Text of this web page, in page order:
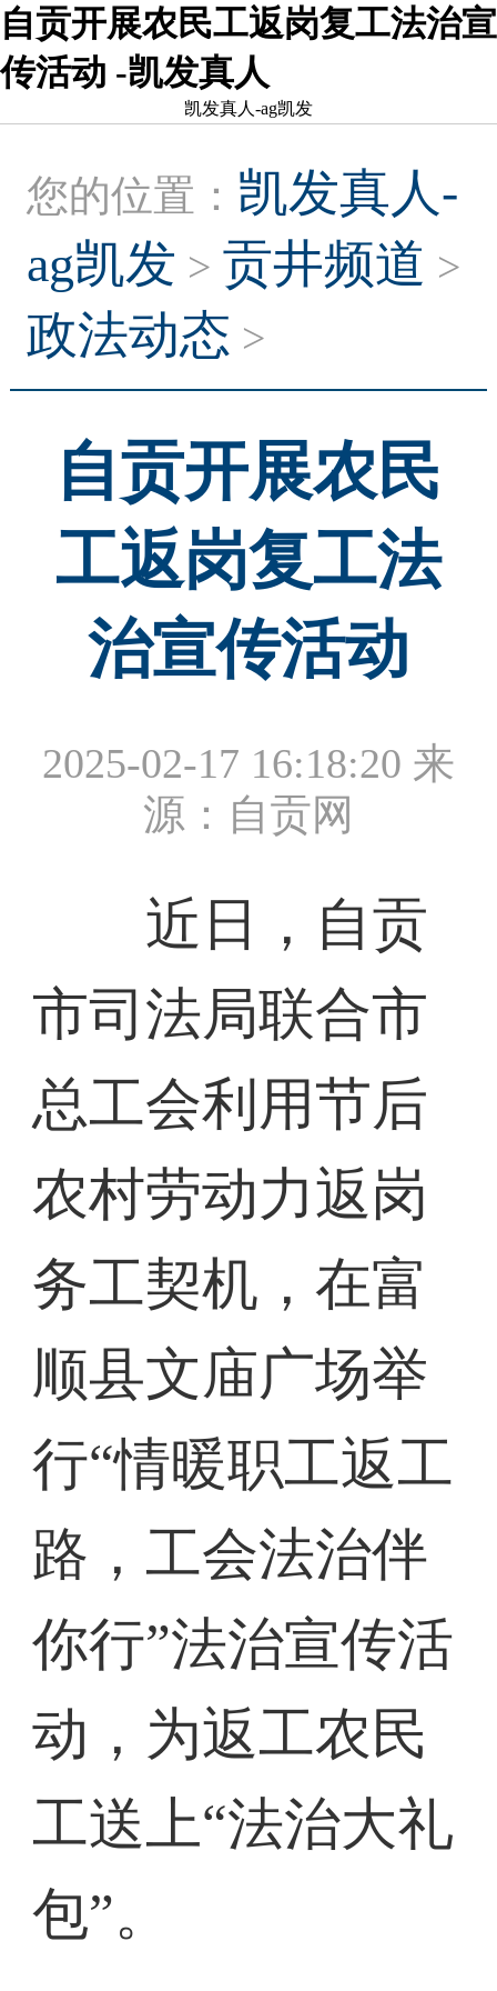
自贡开展农民工返岗复工法治宣
传活动 -凯发真人
凯发真人-ag凯发
您的位置： 凯发真人-
ag凯发 > 贡井频道 >
政法动态 >
自贡开展农民
工返岗复工法
治宣传活动
2025-02-17 16:18:20 来
源：自贡网
近日，自贡
市司法局联合市
总工会利用节后
农村劳动力返岗
务工契机，在富
顺县文庙广场举
行“情暖职工返工
路，工会法治伴
你行”法治宣传活
动，为返工农民
工送上“法治大礼
包”。